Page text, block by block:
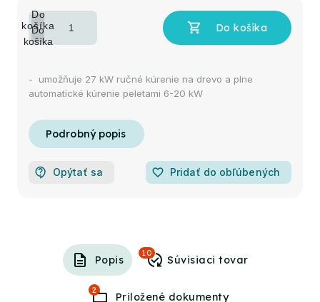
- umožňuje 27 kW ručné kúrenie na drevo a plne
automatické kúrenie peletami 6-20 kW
Opýtať sa favorite_border Pridať do obľúbených
Popis
10
2